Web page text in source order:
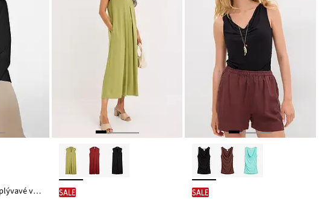
Pletený kabátek ze splývavé viskózy SALE SALE